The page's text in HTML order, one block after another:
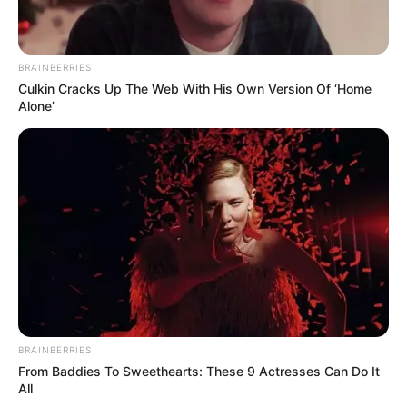
Actualmente, las tarjetas premium ofrecen
ventajas como acceso ilimitado a salas VIP en
aeropuertos, seguros de viaje internacionales,
cashback elevado, programas de puntos
restaurantes de lujo.
BRAINBERRIES
Culkin Cracks Up The Web With His Own Version Of ‘Home
Alone’
BRAINBERRIES
From Baddies To Sweethearts: These 9 Actresses Can Do It
All